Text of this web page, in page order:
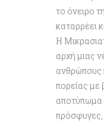
το όνειρο
καταρρέει
Η
αρχή μιας
ανθρώπους
πορείας με
αποτύπωμα